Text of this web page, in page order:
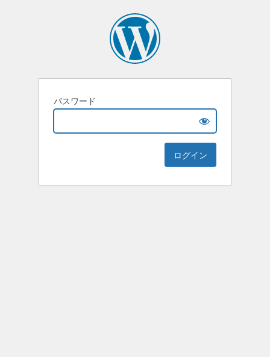
パスワード